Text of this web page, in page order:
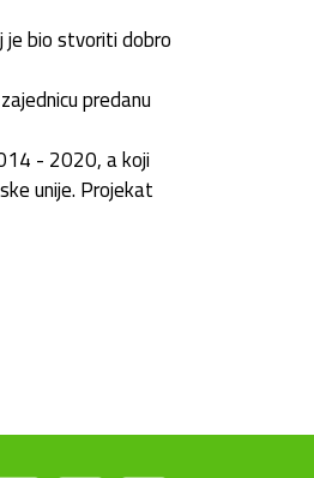
je bio stvoriti dobro
predanu
- 2020, a koji
unije. Projekat